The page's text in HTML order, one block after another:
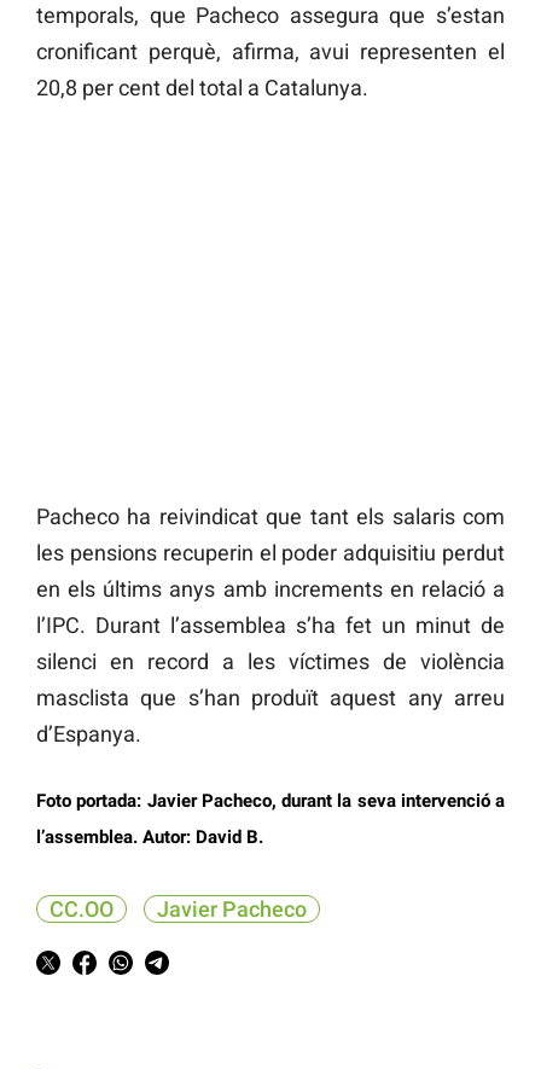
temporals, que Pacheco assegura que s’estan
cronificant perquè, afirma, avui representen el
20,8 per cent del total a Catalunya.
Pacheco ha reivindicat que tant els salaris com
les pensions recuperin el poder adquisitiu perdut
en els últims anys amb increments en relació a
l’IPC. Durant l’assemblea s’ha fet un minut de
silenci en record a les víctimes de violència
masclista que s’han produït aquest any arreu
d’Espanya.
Foto portada: Javier Pacheco, durant la seva intervenció a
l’assemblea. Autor: David B.
CC.OO Javier Pacheco